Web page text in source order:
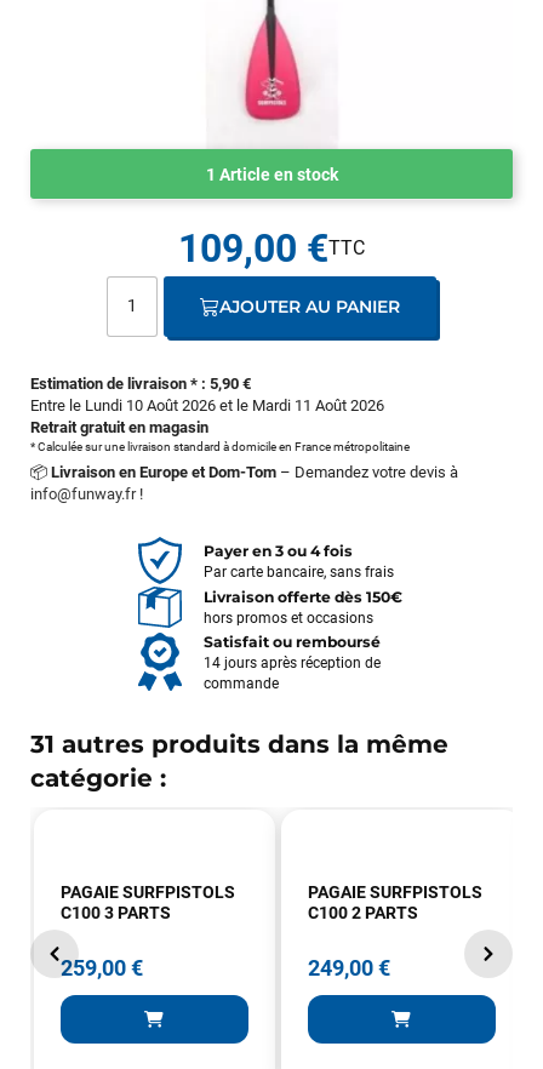
1 Article en stock
Estimation de livraison * : 5,90 €
Entre le Lundi 10 Août 2026 et le Mardi 11 Août 2026
Retrait gratuit en magasin
* Calculée sur une livraison standard à domicile en France métropolitaine
📦 Livraison en Europe et Dom-Tom – Demandez votre devis à
info@funway.fr!
109,00 €
AJOUTER AU PANIER
Payer en 3 ou 4 fois
Par carte bancaire, sans frais
Livraison offerte dès 150€
hors promos et occasions
Satisfait ou remboursé
14 jours après réception de
commande
31 autres produits dans la même
catégorie :
PAGAIE SURFPISTOLS
C100 3 PARTS
259,00 €
PAGAIE SURFPISTOLS
C100 2 PARTS
249,00 €